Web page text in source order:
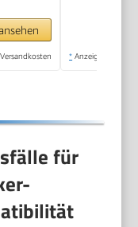
* Anzeige
für